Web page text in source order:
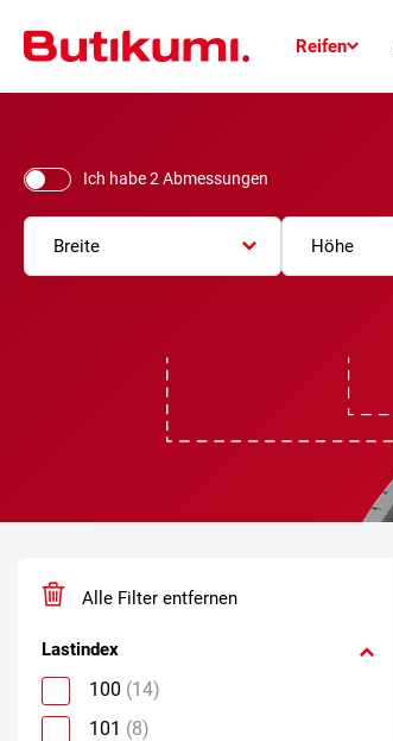
Reifen
Ich habe 2 Abmessungen
Breite Höhe
Alle Filter entfernen
Lastindex
100 (14)
101 (8)